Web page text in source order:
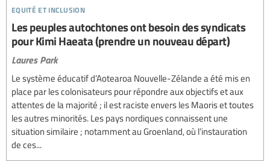
equité et inclusion
Les peuples autochtones ont besoin des syndicats
pour Kimi Haeata (prendre un nouveau départ)
Laures Park
Le système éducatif d’Aotearoa Nouvelle-Zélande a été mis en
place par les colonisateurs pour répondre aux objectifs et aux
attentes de la majorité ; il est raciste envers les Maoris et toutes
les autres minorités. Les pays nordiques connaissent une
situation similaire ; notamment au Groenland, où l’instauration
de ces...